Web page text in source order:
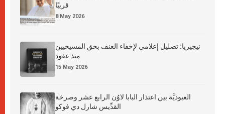
قريبًا
8 May 2026
نيجيريا: تضليل إعلامي لإخفاء العنف بحق المسيحيين
منذ عقود
15 May 2026
العبوديَّة بين اعتذار البابا لاوُن الرابع عشر وصرخة
القدِّيس شارل دي فوكو